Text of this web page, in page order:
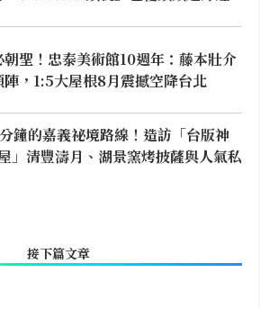
朝聖！忠泰美術館10週年：藤本壯介
陣，1:5大屋根8月震撼空降台北
鐘的嘉義祕境路線！造訪「台版神
」清豐濤月、湖景窯烤披薩與人氣私
接下篇文章